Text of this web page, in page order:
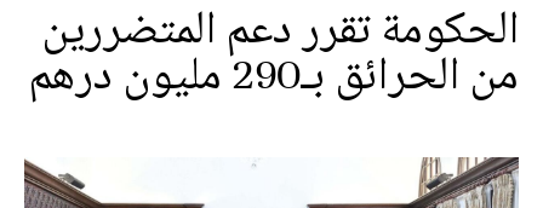
الحكومة تقرر دعم المتضررين
من الحرائق بـ290 مليون درهم